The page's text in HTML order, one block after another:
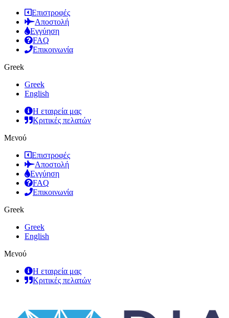
Επιστροφές
Αποστολή
Εγγύηση
FAQ
Επικοινωνία
Greek
Greek
English
Η εταιρεία μας
Κριτικές πελατών
Μενού
Επιστροφές
Αποστολή
Εγγύηση
FAQ
Επικοινωνία
Greek
Greek
English
Μενού
Η εταιρεία μας
Κριτικές πελατών